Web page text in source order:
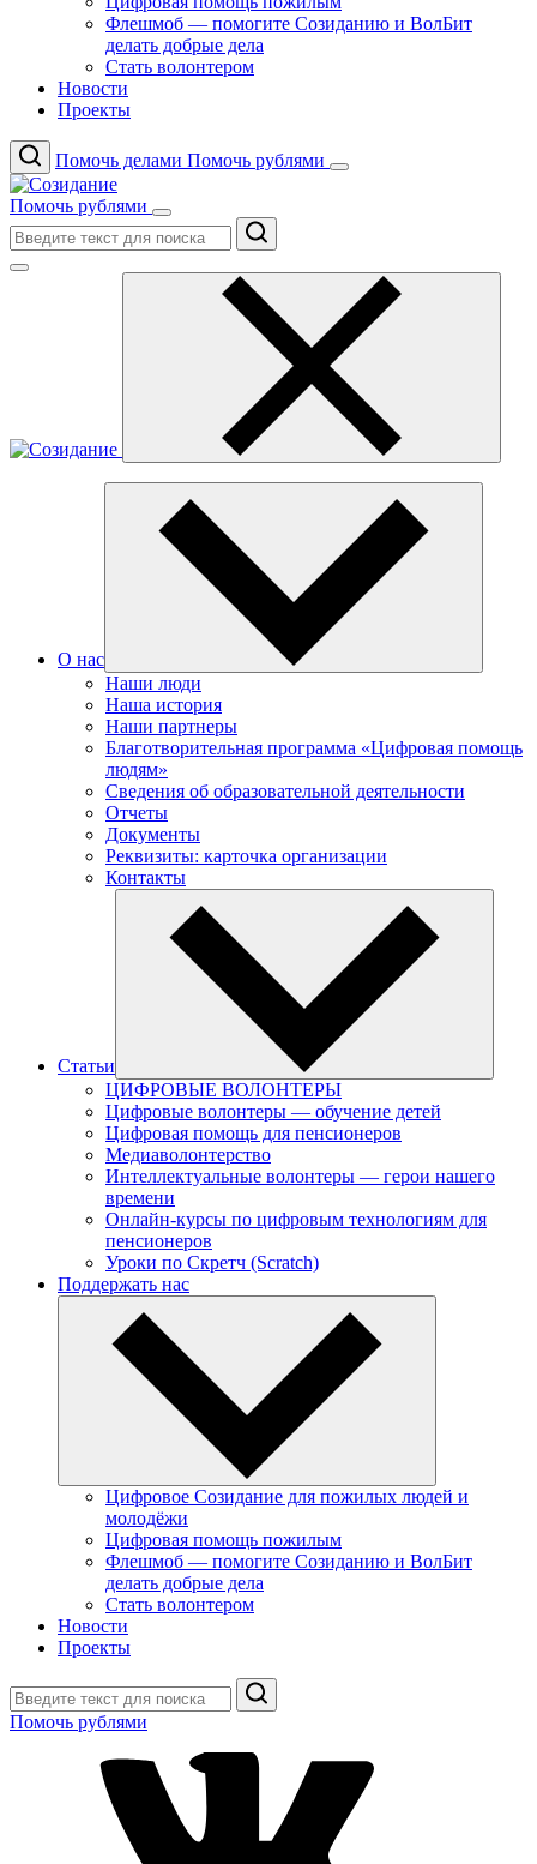
Флешмоб — помогите Созиданию и ВолБит
делать добрые дела
Стать волонтером
Новости
Проекты
Помочь делами Помочь рублями
Помочь рублями
Поиск
О нас
Наши люди
Наша история
Наши партнеры
Благотворительная программа «Цифровая помощь
людям»
Сведения об образовательной деятельности
Отчеты
Документы
Реквизиты: карточка организации
Контакты
Статьи
ЦИФРОВЫЕ ВОЛОНТЕРЫ
Цифровые волонтеры — обучение детей
Цифровая помощь для пенсионеров
Медиаволонтерство
Интеллектуальные волонтеры — герои нашего
времени
Онлайн-курсы по цифровым технологиям для
пенсионеров
Уроки по Скретч (Scratch)
Поддержать нас
Цифровое Созидание для пожилых людей и
молодёжи
Цифровая помощь пожилым
Флешмоб — помогите Созиданию и ВолБит
делать добрые дела
Стать волонтером
Новости
Проекты
Поиск
Помочь рублями